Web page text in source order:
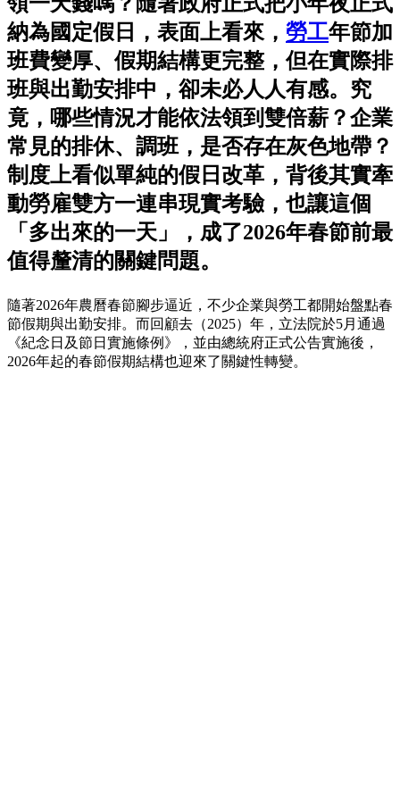
納為國定假日，表面上看來， 勞工年節加
班費變厚、假期結構更完整，但在實際排
班與出勤安排中，卻未必人人有感。究
竟，哪些情況才能依法領到雙倍薪？企業
常見的排休、調班，是否存在灰色地帶？
制度上看似單純的假日改革，背後其實牽
動勞雇雙方一連串現實考驗，也讓這個
「多出來的一天」，成了2026年春節前最
值得釐清的關鍵問題。
隨著2026年農曆春節腳步逼近，不少企業與勞工都開始盤點春
節假期與出勤安排。而回顧去（2025）年，立法院於5月通過
《紀念日及節日實施條例》，並由總統府正式公告實施後，
2026年起的春節假期結構也迎來了關鍵性轉變。